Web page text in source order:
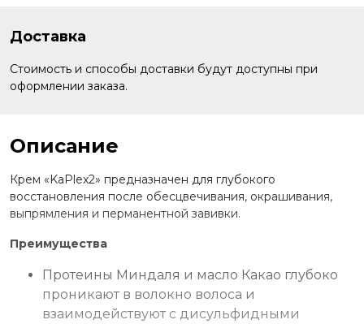
Доставка
Стоимость и способы доставки будут доступны при
оформлении заказа.
Описание
Крем «KaPlex2» предназначен для глубокого
восстановления после обесцвечивания, окрашивания,
выпрямления и перманентной завивки.
Преимущества
Протеины Миндаля и масло Какао глубоко
проникают в волокно волоса и
взаимодействуют с дисульфидными